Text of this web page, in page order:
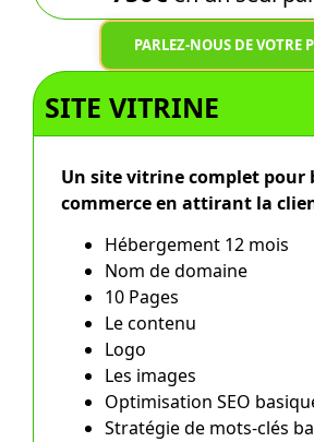
PARLEZ-NOUS DE VOTRE
SITE VITRINE
Un site vitrine complet pour
commerce en attirant la
Hébergement 12 mois
Nom de domaine
10 Pages
Le contenu
Logo
Les images
Optimisation SEO
Stratégie de mots-clés